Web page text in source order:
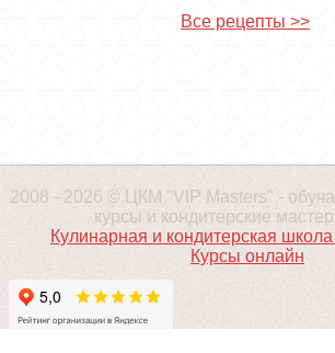
Все рецепты >>
2008 - 2026 © ЦКМ "VIP Masters" -
курсы и кондитерские
Кулинарная и кондитерская
Курсы онлайн